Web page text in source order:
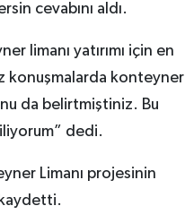
cevabını aldı.
limanı yatırımı için en
konuşmalarda konteyner
da belirtmiştiniz. Bu
dedi.
Limanı projesinin